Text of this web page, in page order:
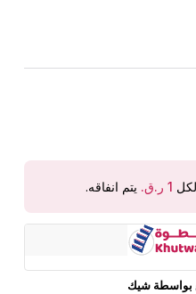
لكل يتم انفاقه.
بواسطة شيك